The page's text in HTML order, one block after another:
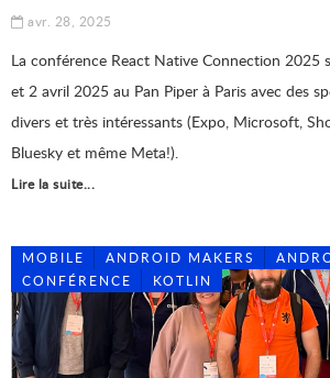
avr. 28, 2025
​La conférence React Native Connection 2025
et 2 avril 2025 au Pan Piper à Paris avec des
divers et très intéressants (Expo, Microsoft,
Bluesky et même Meta!).
Lire la suite...
MOBILE ANDROID MAKERS
CONFÉRENCE
KOTLIN